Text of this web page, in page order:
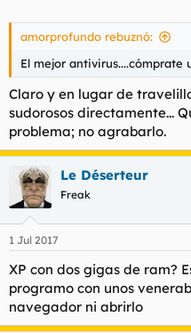
amorprofundo rebuznó:
El mejor antivirus....cómprate
Claro y en lugar de
sudorosos directamente...
problema; no agrabarlo.
Le Déserteur
Freak
1 Jul 2017
XP con dos gigas de ram?
programo con unos
navegador ni abrirlo